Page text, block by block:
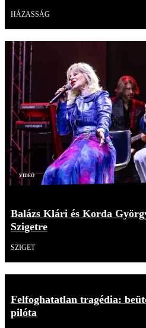
HÁZASSÁG
Videó
Balázs Klári és Korda
Szigetre
SZIGET
Felfoghatatlan tragédia:
pilóta